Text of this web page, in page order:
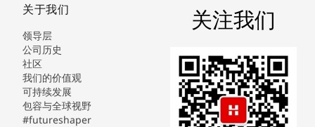
关于我们
领导层
公司历史
社区
我们的价值观
可持续发展
包容与全球视野
#futureshaper
关注我们